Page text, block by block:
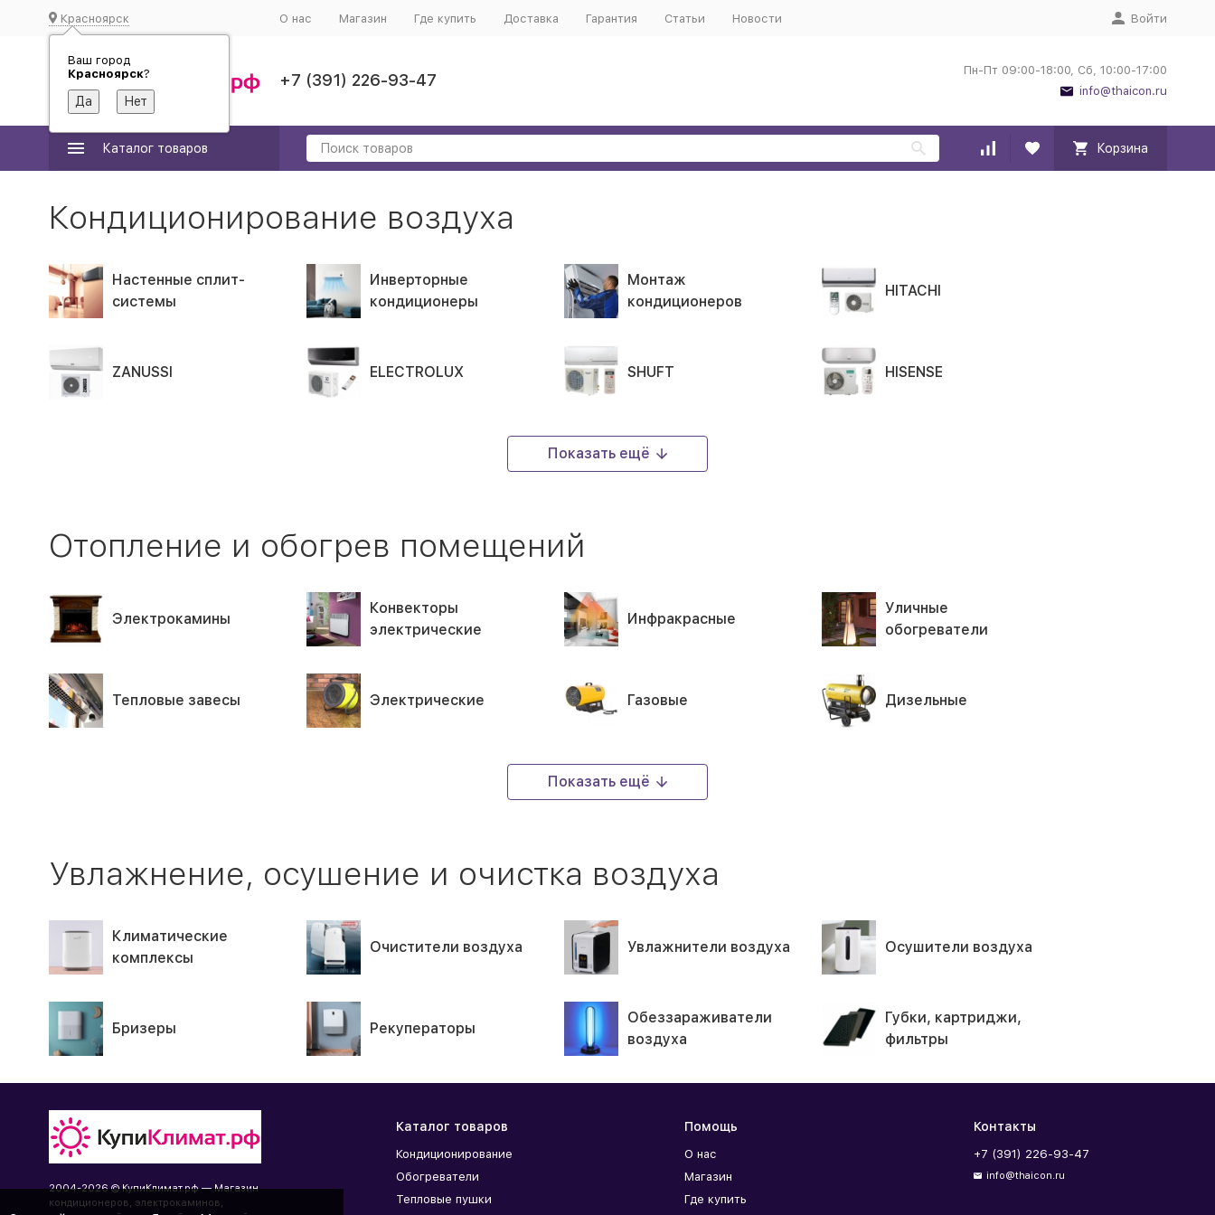
Красноярск
Ваш город
Красноярск?
О нас Магазин Где купить Доставка Гарантия Статьи Новости Войти
+7 (391) 226-93-47
Пн-Пт 09:00-18:00, Сб, 10:00-17:00
info@thaicon.ru
Каталог товаров Корзина
Кондиционирование воздуха
Настенные сплит-
системы
Инверторные
кондиционеры
Монтаж
кондиционеров
HITACHI
ZANUSSI ELECTROLUX SHUFT HISENSE
Показать ещё
Отопление и обогрев помещений
Электрокамины
Конвекторы
электрические
Инфракрасные
Уличные
обогреватели
Тепловые завесы Электрические Газовые Дизельные
Показать ещё
Увлажнение, осушение и очистка воздуха
Климатические
комплексы
Очистители воздуха Увлажнители воздуха Осушители воздуха
Бризеры Рекуператоры
Обеззараживатели
воздуха
Губки, картриджи,
фильтры
2004-2026 © КупиКлимат.рф — Магазин
кондиционеров, электрокаминов,
Каталог товаров
Кондиционирование
Обогреватели
Тепловые пушки
Помощь
О нас
Магазин
Где купить
Контакты
+7 (391) 226-93-47
info@thaicon.ru